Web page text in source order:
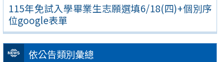
115年免試入學畢業生志願選填6/18(四)+個別序
位google表單
依公告類別彙總